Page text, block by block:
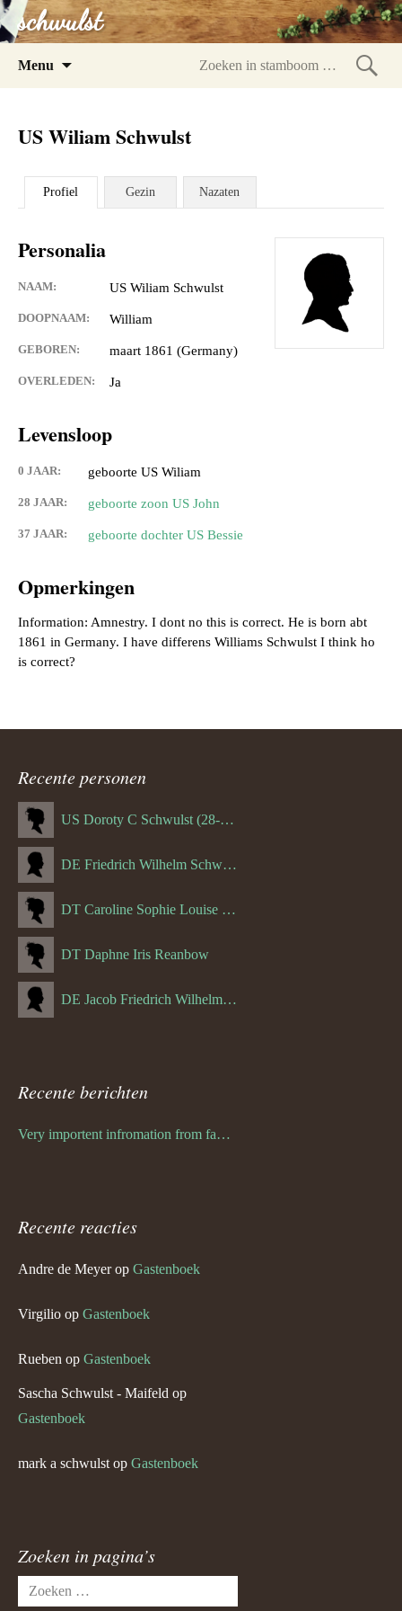
schwulst
Menu
US Wiliam Schwulst
Profiel Gezin Nazaten
Personalia
NAAM: US Wiliam Schwulst
DOOPNAAM: William
GEBOREN: maart 1861 (Germany)
OVERLEDEN: Ja
Levensloop
0 JAAR: geboorte US Wiliam
28 JAAR: geboorte zoon US John
37 JAAR: geboorte dochter US Bessie
Opmerkingen
Information: Amnestry. I dont no this is correct. He is born abt
1861 in Germany. I have differens Williams Schwulst I think ho
Recente personen
US Doroty C Schwulst (28-12-1919)
DE Friedrich Wilhelm Schwulst
DT Caroline Sophie Louise Schreuder born Schwulst (13-05-1866)
DT Daphne Iris Reanbow
DE Jacob Friedrich Wilhelm Hurth
Recente berichten
Very importent infromation from family Schwulst
Recente reacties
Andre de Meyerop Gastenboek
Virgilio op Gastenboek
Rueben op Gastenboek
Sascha Schwulst - Maifeld op
Gastenboek
mark a schwulst op Gastenboek
Zoeken in pagina’s
Zoeken
naar: